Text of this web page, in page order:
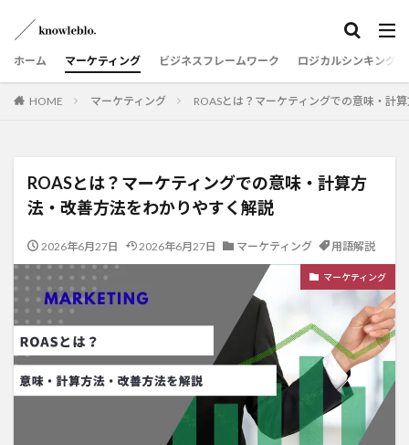
ホーム マーケティング ビジネスフレームワーク ロジカルシンキング
HOME マーケティング ROASとは？マーケティングでの意味・計
ROASとは？マーケティングでの意味・計算方
法・改善方法をわかりやすく解説
2026年6月27日 2026年6月27日 マーケティング 用語解説
マーケティング